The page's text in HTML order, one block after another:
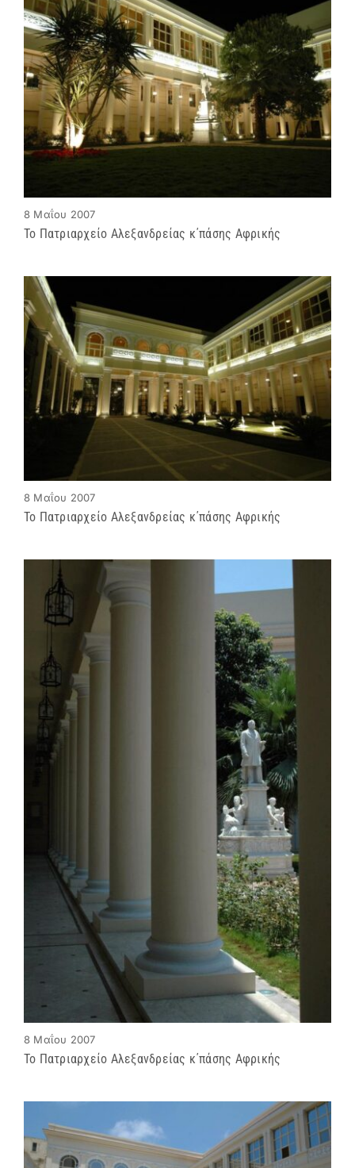
ΜΗΤΡΟΠΟΛΕΙΣ & ΕΠΙΣΚΟΠΕΣ
MEDIA
ΕΝΗΜΕΡΩΣΗ
8 Μαΐου 2007
Το Πατριαρχείο Αλεξανδρείας κ΄πάσης Αφρικής
8 Μαΐου 2007
Το Πατριαρχείο Αλεξανδρείας κ΄πάσης Αφρικής
8 Μαΐου 2007
Το Πατριαρχείο Αλεξανδρείας κ΄πάσης Αφρικής